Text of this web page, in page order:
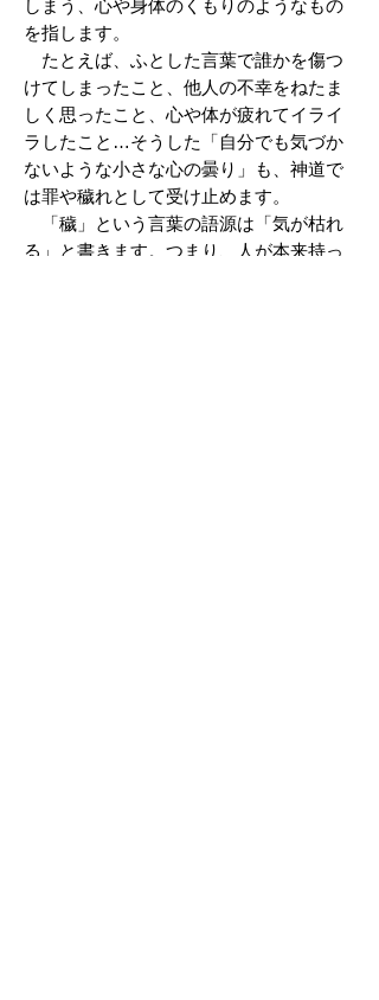
しまう、心や身体のくもりのようなもの
を指します。
たとえば、ふとした言葉で誰かを傷つ
けてしまったこと、他人の不幸をねたま
しく思ったこと、心や体が疲れてイライ
ラしたこと…そうした「自分でも気づか
ないような小さな心の曇り」も、神道で
は罪や穢れとして受け止めます。
「穢」という言葉の語源は「気が枯れ
る」と書きます。つまり、人が本来持っ